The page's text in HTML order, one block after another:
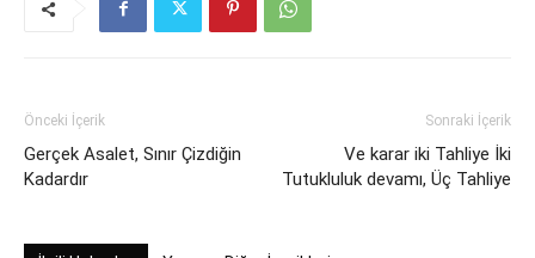
Önceki İçerik
Gerçek Asalet, Sınır Çizdiğin
Kadardır
Sonraki İçerik
Ve karar iki Tahliye İki
Tutukluluk devamı, Üç Tahliye